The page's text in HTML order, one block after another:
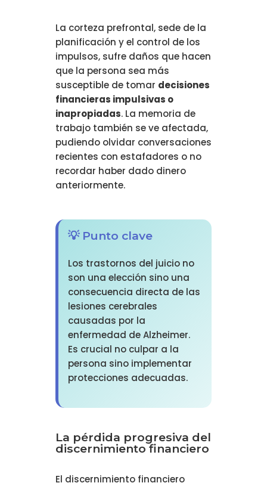
La corteza prefrontal, sede de la
planificación y el control de los
impulsos, sufre daños que hacen
que la persona sea más
susceptible de tomar decisiones
financieras impulsivas o
inapropiadas. La memoria de
trabajo también se ve afectada,
pudiendo olvidar conversaciones
recientes con estafadores o no
recordar haber dado dinero
anteriormente.
💡 Punto clave
Los trastornos del juicio no
son una elección sino una
consecuencia directa de las
lesiones cerebrales
causadas por la
enfermedad de Alzheimer.
Es crucial no culpar a la
persona sino implementar
protecciones adecuadas.
La pérdida progresiva del
discernimiento financiero
El discernimiento financiero